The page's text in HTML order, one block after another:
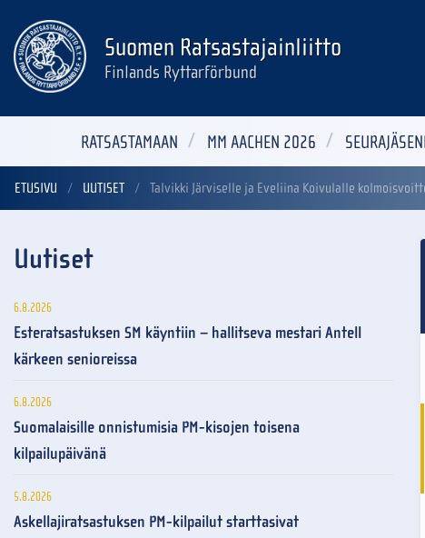
Suomen Ratsastajainliitto
Finlands Ryttarförbund
RATSASTAMAAN MM AACHEN 2026
ETUSIVU UUTISET Talvikki Järviselle ja Eveliina Koivulalle
Uutiset
6.8.2026
Esteratsastuksen SM käyntiin – hallitseva mestari Antell
kärkeen senioreissa
6.8.2026
Suomalaisille onnistumisia PM-kisojen toisena
kilpailupäivänä
5.8.2026
Askellajiratsastuksen PM-kilpailut starttasivat